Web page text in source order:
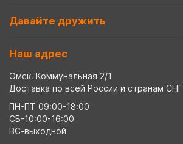
Давайте дружить
Наш адрес
Омск. Коммунальная 2/1
Доставка по всей России и странам СНГ
ПН-ПТ 09:00-18:00
СБ-10:00-16:00
ВС-выходной